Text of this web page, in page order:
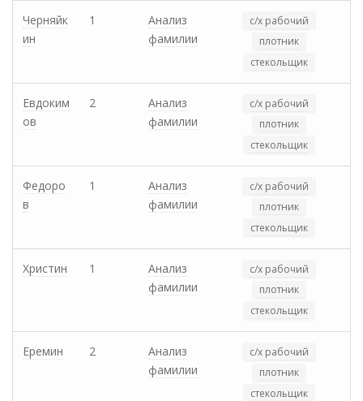
Черняйк
ин
1
Анализ
фамилии
с/х рабочий
плотник
стекольщик
Евдоким
ов
2
Анализ
фамилии
с/х рабочий
плотник
стекольщик
Федоро
в
1
Анализ
фамилии
с/х рабочий
плотник
стекольщик
Христин 1
Анализ
фамилии
с/х рабочий
плотник
стекольщик
Еремин 2
Анализ
фамилии
с/х рабочий
плотник
стекольщик